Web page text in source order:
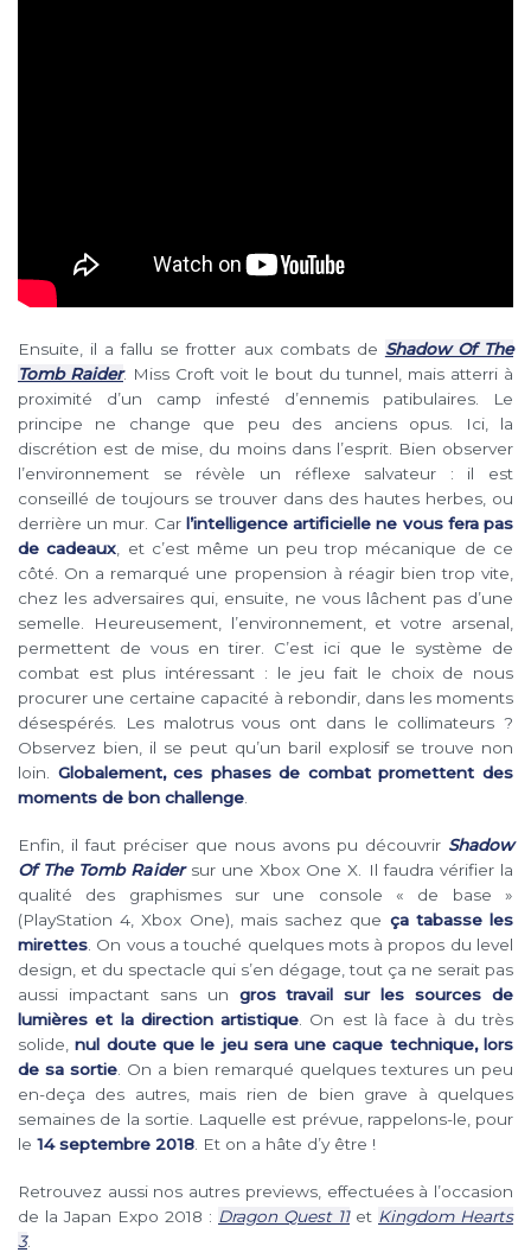
Ensuite, il a fallu se frotter aux combats de Shadow Of The
Tomb Raider. Miss Croft voit le bout du tunnel, mais atterri à
proximité d’un camp infesté d’ennemis patibulaires. Le
principe ne change que peu des anciens opus. Ici, la
discrétion est de mise, du moins dans l’esprit. Bien observer
l’environnement se révèle un réflexe salvateur : il est
conseillé de toujours se trouver dans des hautes herbes, ou
derrière un mur. Car l’intelligence artificielle ne vous fera pas
de cadeaux , et c’est même un peu trop mécanique de ce
côté. On a remarqué une propension à réagir bien trop vite,
chez les adversaires qui, ensuite, ne vous lâchent pas d’une
semelle. Heureusement, l’environnement, et votre arsenal,
permettent de vous en tirer. C’est ici que le système de
combat est plus intéressant : le jeu fait le choix de nous
procurer une certaine capacité à rebondir, dans les moments
désespérés. Les malotrus vous ont dans le collimateurs ?
Observez bien, il se peut qu’un baril explosif se trouve non
loin. Globalement, ces phases de combat promettent des
moments de bon challenge
Enfin, il faut préciser que nous avons pu découvrir Shadow
Of The Tomb Raidersur une Xbox One X. Il faudra vérifier la
qualité des graphismes sur une console « de base »
(PlayStation 4, Xbox One), mais sachez que ça tabasse les
mirettes . On vous a touché quelques mots à propos du level
design, et du spectacle qui s’en dégage, tout ça ne serait pas
aussi impactant sans un gros travail sur les sources de
lumières et la direction artistique . On est là face à du très
solide,nul doute que le jeu sera une caque technique, lors
de sa sortie . On a bien remarqué quelques textures un peu
en-deça des autres, mais rien de bien grave à quelques
semaines de la sortie. Laquelle est prévue, rappelons-le, pour
le 14 septembre 2018 . Et on a hâte d’y être !
Retrouvez aussi nos autres previews, effectuées à l’occasion
de la Japan Expo 2018 : Dragon Quest 11et Kingdom Hearts
3.